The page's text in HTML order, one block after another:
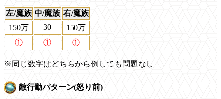
左/魔族 中/魔族 右/魔族
150万
30
150万
①
① ①
※同じ数字はどちらから倒しても問題なし
敵行動パターン(怒り前)